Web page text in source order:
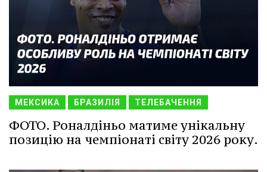
МЕКСИКА БРАЗИЛІЯ ТЕЛЕБАЧЕННЯ
ФОТО. Роналдіньо матиме унікальну
позицію на чемпіонаті світу 2026 року.